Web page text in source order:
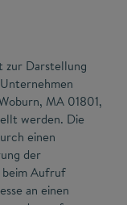
zur Darstellung
MA 01801,
werden. Die
einen
der
Aufruf
an einen